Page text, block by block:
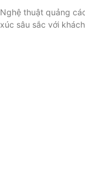
Nghệ thuật quảng
xúc sâu sắc với